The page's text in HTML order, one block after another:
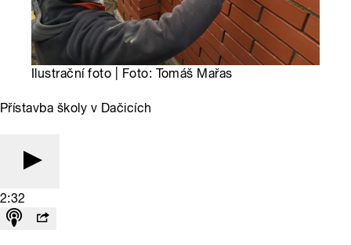
Ilustrační foto | Foto: Tomáš Mařas
Přístavba školy v Dačicích
2:32